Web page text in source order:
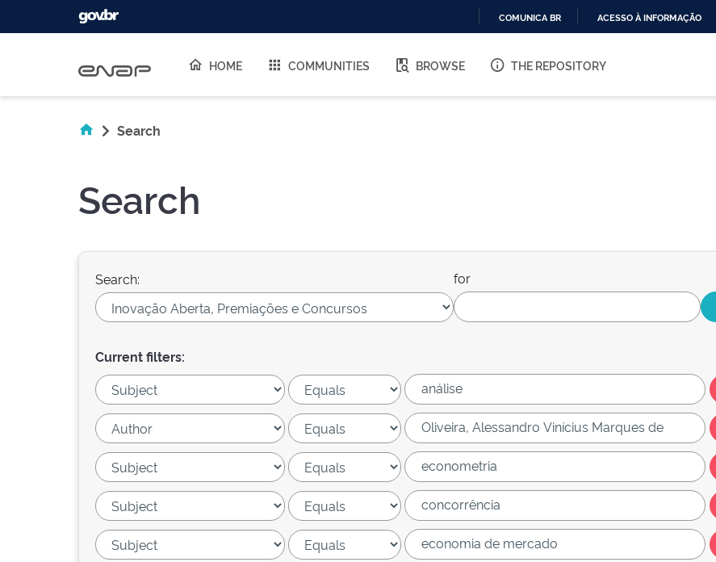
O
COMUNICA BR ACESSO À INFORMAÇÃO
HOME COMMUNITIES BROWSE THE REPOSITORY
Search
Search
Search: for
Current filters: